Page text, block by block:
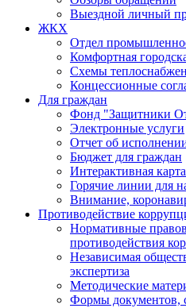
Выездной личный
ЖКХ
Отдел
Комфортная
Схемы
Концессионные
Для граждан
Фонд "Защитники
Электронные услуги
Отчет об
Бюджет для граждан
Интерактивная
Горячие линии для
Внимание,
Противодействие
Нормативные
противодействия
Независимая
экспертиза
Методические
Формы документов,